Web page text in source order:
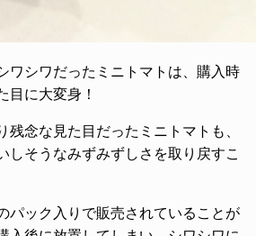
ワシワだったミニトマトは、購入時
目に大変身！
残念な見た目だったミニトマトも、
しそうなみずみずしさを取り戻すこ
パック入りで販売されていることが